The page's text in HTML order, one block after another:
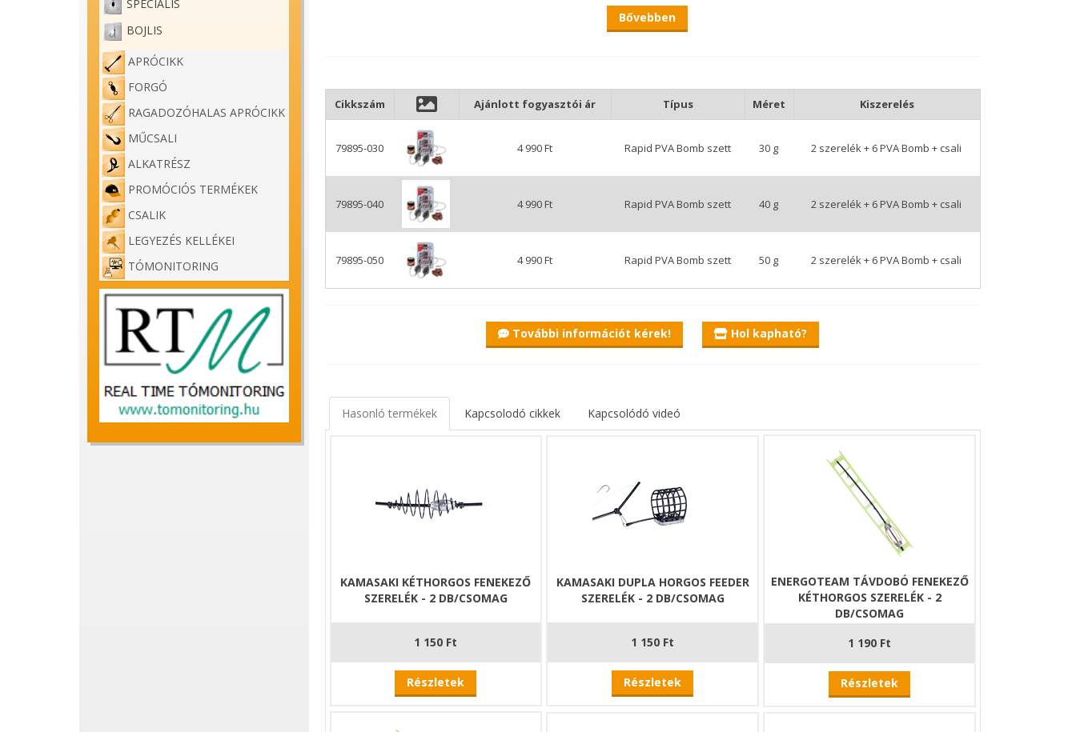
SPECIÁLIS
BOJLIS
APRÓCIKK
FORGÓ
RAGADOZÓHALAS APRÓCIKK
MŰCSALI
ALKATRÉSZ
PROMÓCIÓS TERMÉKEK
CSALIK
LEGYEZÉS KELLÉKEI
TÓMONITORING
Carp Expert Rapid PVA Bomb szerelék szett csalival
Komplett, előkötött, távdobó PVA BOMB végszerelék, melyet egy forgókapocs segítségével tudunk rögzíteni főzsinórunkhoz
vagy dobóelőkénkhez és már kezdődhet is a peca!
A fonott Benzár előkére kötött 8-as méretű Excalibur horog szakállas, kifejezetten erős típus, mellyel a nagyobb testű
pontyok vagy amurok megfogása is lehetséges!
A két végszerelék teljesen egyforma, melyek kosaraihoz tökéletesen használható a szettben található 6 darab PVA Bomb
termék. A továbbí PVA BOMB ízekkel is érdemes próbálkozni, de természetesen saját PVA hurkák is belehelyezhetőek.
A szett tartalmaz továbbá egy doboz nagyon fogós Benzár csalit, úgyhogy az eredményes halfogáshoz minden adott.
Bővebben
Cikkszám Ajánlott fogyasztói ár Típus Méret Kiszerelés
79895-030 4 990 Ft Rapid PVA Bomb szett 30 g 2 szerelék + 6 PVA Bomb + csali
79895-040 4 990 Ft Rapid PVA Bomb szett 40 g 2 szerelék + 6 PVA Bomb + csali
79895-050 4 990 Ft Rapid PVA Bomb szett 50 g 2 szerelék + 6 PVA Bomb + csali
További információt kérek! Hol kapható?
Hasonló termékek Kapcsolodó cikkek Kapcsolódó videó
KAMASAKI KÉTHORGOS FENEKEZŐ
SZERELÉK - 2 DB/CSOMAG
1 150 Ft
Részletek
KAMASAKI DUPLA HORGOS FEEDER
SZERELÉK - 2 DB/CSOMAG
1 150 Ft
Részletek
ENERGOTEAM TÁVDOBÓ FENEKEZŐ
KÉTHORGOS SZERELÉK - 2
DB/CSOMAG
1 190 Ft
Részletek